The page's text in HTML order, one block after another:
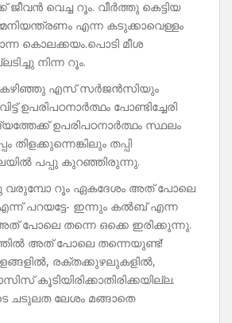
ജീവൻ വെച്ച റൂം. വീർത്തു കെട്ടിയ
എന്ന കടുക്കാവെള്ളം
കൊലക്കയം.പൊടി മീശ
നിന്ന റൂം.
കഴിഞ്ഞു എസ് സർജൻസിയും
ഉപരിപഠനാർത്ഥം പോണ്ടിച്ചേരി
ഉപരിപഠനാർത്ഥം സ്ഥലം
തിളക്കുന്നെങ്കിലും തപ്പി
പപ്പു കുറഞ്ഞിരുന്നു.
വരുമ്പോ റൂം ഏകദേശം അത് പോലെ
പറയട്ടേ- ഇന്നും കൽബ് എന്ന
അത് പോലെ തന്നെ ഒക്കെ ഇരിക്കുന്നു.
അത് പോലെ തന്നെയുണ്ട്!
രക്തക്കുഴലുകളിൽ,
കൂടിയിരിക്കാതിരിക്കയില്ല.
ലേശം മങ്ങാതെ